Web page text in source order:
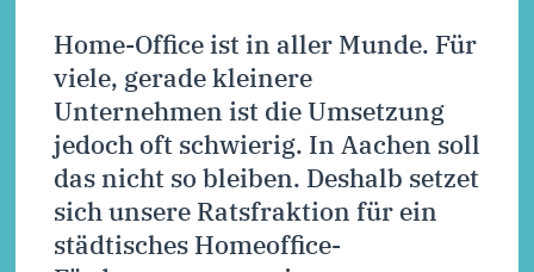
Home-Office ist in aller Munde. Für
viele, gerade kleinere
Unternehmen ist die Umsetzung
jedoch oft schwierig. In Aachen soll
das nicht so bleiben. Deshalb setzet
sich unsere Ratsfraktion für ein
städtisches Homeoffice-